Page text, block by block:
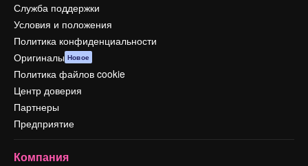
Служба поддержки
Условия и положения
Политика конфиденциальности
Оригиналы Новое
Политика файлов cookie
Центр доверия
Партнеры
Предприятие
Компания